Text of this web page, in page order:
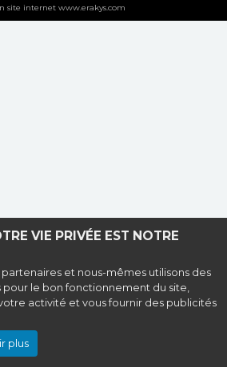
VIE PRIVÉE EST NOTRE
et nous-mêmes utilisons des
pour le bon fonctionnement du site,
activité et vous fournir des publicités
plus
site internet www.erakys.com